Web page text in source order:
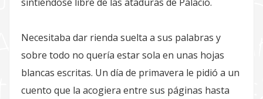
Necesitaba dar rienda suelta a sus palabras y
sobre todo no quería estar sola en unas hojas
blancas escritas. Un día de primavera le pidió a un
cuento que la acogiera entre sus páginas hasta